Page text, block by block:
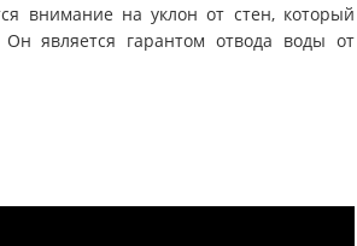
внимание на уклон от стен, который
является гарантом отвода воды от